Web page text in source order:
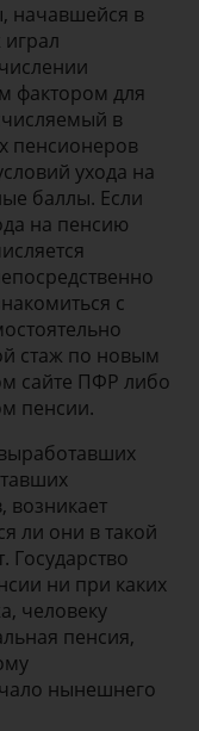
начавшейся в
играл
фактором для
в
пенсионеров
ухода на
баллы. Если
на пенсию
с
стаж по новым
сайте ПФР либо
пенсии.
возникает
ли они в такой
Государство
ни при каких
человеку
пенсия,
нынешнего